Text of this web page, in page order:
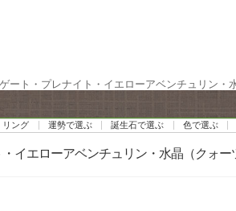
ート・プレナイト・イエローアベンチュリン・
リング 運勢で選ぶ 誕生石で選ぶ 色で選ぶ
イエローアベンチュリン・水晶（クォー